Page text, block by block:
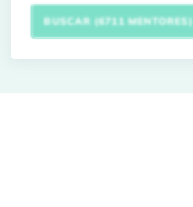
BUSCAR (6711 MENTORES)